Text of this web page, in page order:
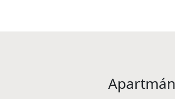
Apartmán